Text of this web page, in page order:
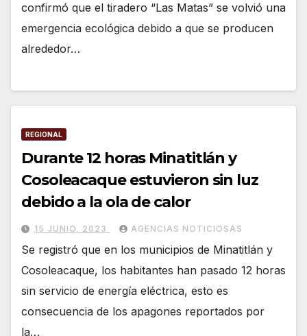
confirmó que el tiradero “Las Matas” se volvió una
emergencia ecológica debido a que se producen
alrededor…
REGIONAL
Durante 12 horas Minatitlán y
Cosoleacaque estuvieron sin luz
debido a la ola de calor
15 JUNIO, 2023 AGENCIAS NOTICIOSAS
Se registró que en los municipios de Minatitlán y
Cosoleacaque, los habitantes han pasado 12 horas
sin servicio de energía eléctrica, esto es
consecuencia de los apagones reportados por
la…